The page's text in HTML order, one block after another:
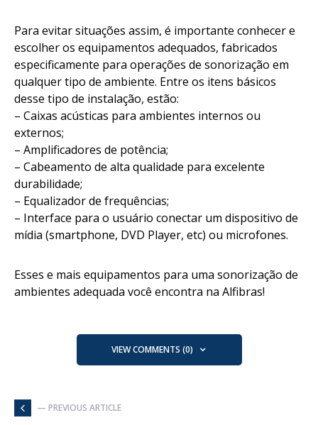
Para evitar situações assim, é importante conhecer e
escolher os equipamentos adequados, fabricados
especificamente para operações de sonorização em
qualquer tipo de ambiente. Entre os itens básicos
desse tipo de instalação, estão:
– Caixas acústicas para ambientes internos ou
externos;
– Amplificadores de potência;
– Cabeamento de alta qualidade para excelente
durabilidade;
– Equalizador de frequências;
– Interface para o usuário conectar um dispositivo de
mídia (smartphone, DVD Player, etc) ou microfones.
Esses e mais equipamentos para uma sonorização de
ambientes adequada você encontra na Alfibras!
VIEW COMMENTS (0)
— PREVIOUS ARTICLE